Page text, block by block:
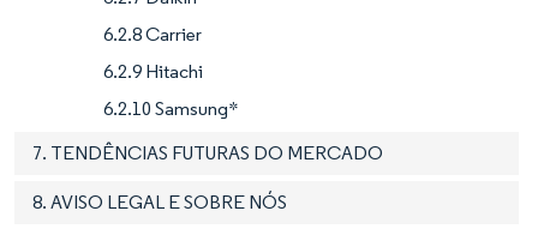
6.2.8 Carrier
6.2.9 Hitachi
6.2.10 Samsung*
7. TENDÊNCIAS FUTURAS DO MERCADO
8. AVISO LEGAL E SOBRE NÓS